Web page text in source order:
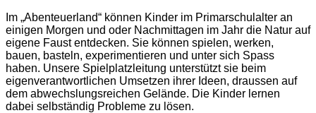
Im „Abenteuerland“ können Kinder im Primarschulalter an
einigen Morgen und oder Nachmittagen im Jahr die Natur auf
eigene Faust entdecken. Sie können spielen, werken,
bauen, basteln, experimentieren und unter sich Spass
haben. Unsere Spielplatzleitung unterstützt sie beim
eigenverantwortlichen Umsetzen ihrer Ideen, draussen auf
dem abwechslungsreichen Gelände. Die Kinder lernen
dabei selbständig Probleme zu lösen.